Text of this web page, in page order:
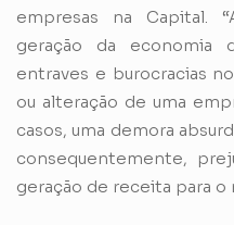
empresas na Capital.
geração da economia
entraves e burocracias
ou alteração de uma
casos, uma demora
consequentemente,
geração de receita para o